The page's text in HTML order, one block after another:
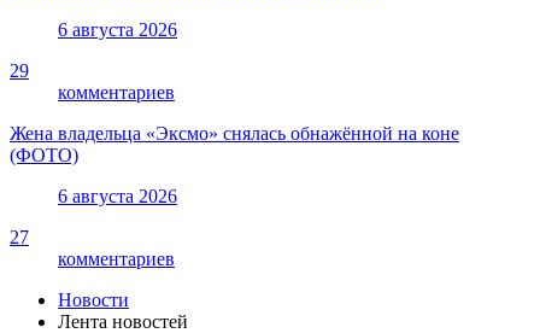
6 августа 2026
29
комментариев
Жена владельца «Эксмо» снялась обнажённой на коне
(ФОТО)
6 августа 2026
27
комментариев
Новости
Лента новостей